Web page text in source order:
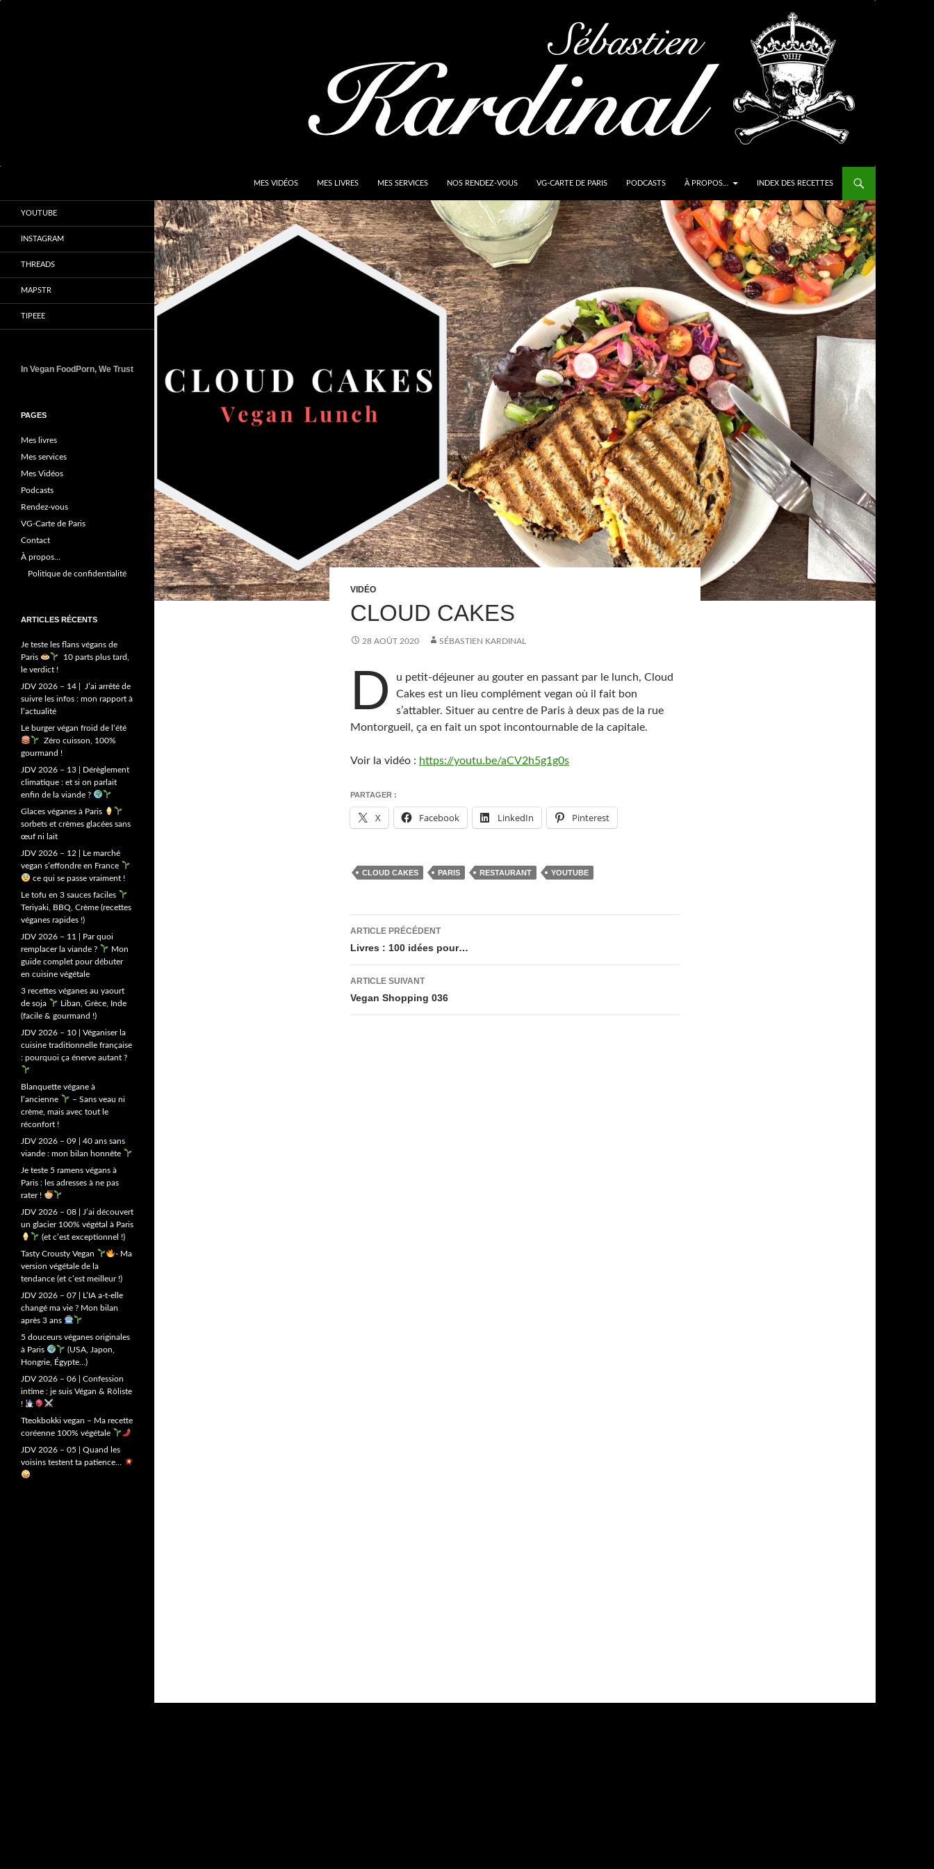
MES VIDÉOS MES LIVRES MES SERVICES NOS RENDEZ-VOUS VG-CARTE DE PARIS PODCASTS À PROPOS… INDEX DES RECETTES
VIDÉO
CLOUD CAKES
28 AOÛT 2020 SÉBASTIEN KARDINAL
D
u petit-déjeuner au gouter en passant par le lunch, Cloud
Cakes est un lieu complément vegan où il fait bon
s’attabler. Situer au centre de Paris à deux pas de la rue
Montorgueil, ça en fait un spot incontournable de la capitale.
Voir la vidéo : https://youtu.be/aCV2h5g1g0s
PARTAGER :
X Facebook LinkedIn Pinterest
CLOUD CAKES PARIS RESTAURANT YOUTUBE
Navigation
des
articles
ARTICLE PRÉCÉDENT
Livres : 100 idées pour…
ARTICLE SUIVANT
Vegan Shopping 036
YOUTUBE
INSTAGRAM
THREADS
MAPSTR
TIPEEE
In Vegan FoodPorn, We Trust
PAGES
Mes livres
Mes services
Mes Vidéos
Podcasts
Rendez-vous
VG-Carte de Paris
Contact
À propos…
Politique de confidentialité
ARTICLES RÉCENTS
Je teste les flans végans de
Paris
10 parts plus tard,
le verdict !
JDV 2026 – 14 | J’ai arrêté de
suivre les infos : mon rapport à
l’actualité
Le burger végan froid de l’été
Zéro cuisson, 100%
gourmand !
JDV 2026 – 13 | Dérèglement
climatique : et si on parlait
enfin de la viande ?
Glaces véganes à Paris
sorbets et crèmes glacées sans
œuf ni lait
JDV 2026 – 12 | Le marché
vegan s’effondre en France
ce qui se passe vraiment !
Le tofu en 3 sauces faciles
Teriyaki, BBQ, Crème (recettes
véganes rapides !)
JDV 2026 – 11 | Par quoi
remplacer la viande ?
Mon
guide complet pour débuter
en cuisine végétale
3 recettes véganes au yaourt
de soja
Liban, Grèce, Inde
(facile & gourmand !)
JDV 2026 – 10 | Véganiser la
cuisine traditionnelle française
: pourquoi ça énerve autant ?
Blanquette végane à
l’ancienne
– Sans veau ni
crème, mais avec tout le
réconfort !
JDV 2026 – 09 | 40 ans sans
viande : mon bilan honnête
Je teste 5 ramens végans à
Paris : les adresses à ne pas
rater !
JDV 2026 – 08 | J’ai découvert
un glacier 100% végétal à Paris
(et c’est exceptionnel !)
Tasty Crousty Vegan
- Ma
version végétale de la
tendance (et c’est meilleur !)
JDV 2026 – 07 | L’IA a-t-elle
changé ma vie ? Mon bilan
après 3 ans
5 douceurs véganes originales
à Paris
(USA, Japon,
Hongrie, Égypte…)
JDV 2026 – 06 | Confession
intime : je suis Végan & Rôliste
!
Tteokbokki vegan – Ma recette
coréenne 100% végétale
JDV 2026 – 05 | Quand les
voisins testent ta patience…